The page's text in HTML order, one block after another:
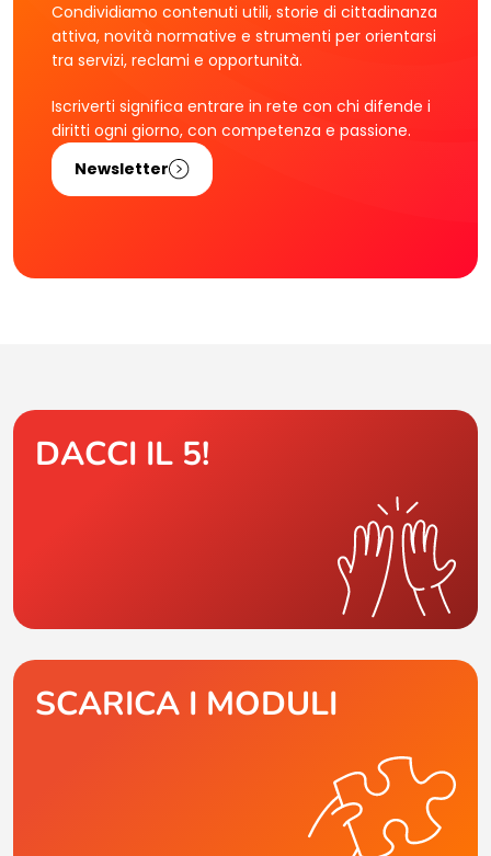
Condividiamo contenuti utili, storie di cittadinanza
attiva, novità normative e strumenti per orientarsi
tra servizi, reclami e opportunità.
Iscriverti significa entrare in rete con chi difende i
diritti ogni giorno, con competenza e passione.
Newsletter
DACCI IL 5!
SCARICA I MODULI